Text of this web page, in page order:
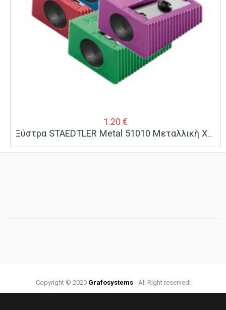
1.20 €
Ξύστρα STAEDTLER Metal 51010 Μεταλλική Χρώμα
Copyright © 2020 Grafosystems- All Right reserved!